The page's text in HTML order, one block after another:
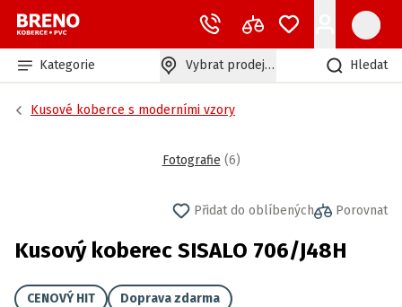
Kategorie Vybrat prodejnu Hledat
Kusové koberce s moderními vzory
Fotografie (6)
Přidat do oblíbených Porovnat
Kusový koberec SISALO 706/J48H
CENOVÝ HIT
Doprava zdarma